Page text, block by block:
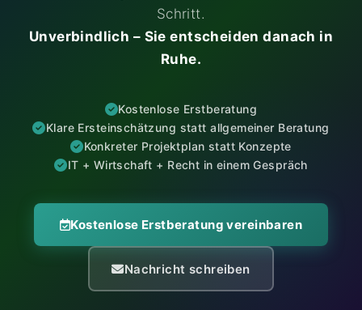
Schritt.
Unverbindlich – Sie entscheiden danach in
Ruhe.
Kostenlose Erstberatung
Klare Ersteinschätzung statt allgemeiner Beratung
Konkreter Projektplan statt Konzepte
IT + Wirtschaft + Recht in einem Gespräch
Kostenlose Erstberatung vereinbaren
Nachricht schreiben